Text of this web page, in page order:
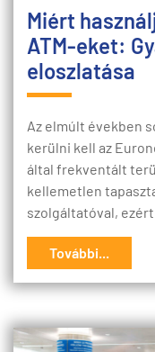
Miért
ATM-eket:
eloszlatása
Az elmúlt években
kerülni kell az
által frekventált
kellemetlen
szolgáltatóval,
További...